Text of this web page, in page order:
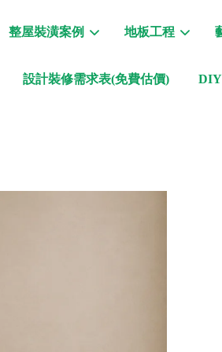
整屋裝潢案例 地板工程
設計裝修需求表(免費估價)
繼續購物